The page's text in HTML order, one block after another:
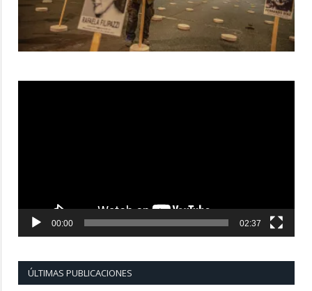
00:00 02:37
ÚLTIMAS PUBLICACIONES